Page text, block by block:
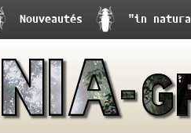
Nouveautés "in